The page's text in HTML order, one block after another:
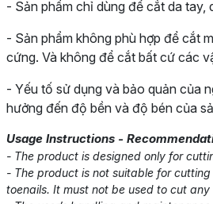
- Sản phẩm chỉ dùng để cắt da tay,
- Sản phẩm không phù hợp để cắt
cứng. Và không để cắt bất cứ các
- Yếu tố sử dụng và bảo quản của
hưởng đến độ bền và độ bén của
Usage Instructions -
- The product is designed only for
- The product is not suitable for
toenails. It must not be used to cut